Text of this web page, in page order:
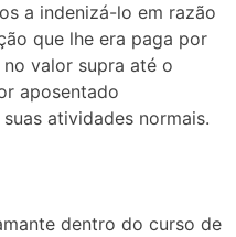
a indenizá-lo em razão
que lhe era paga por
valor supra até o
aposentado
atividades normais.
dentro do curso de